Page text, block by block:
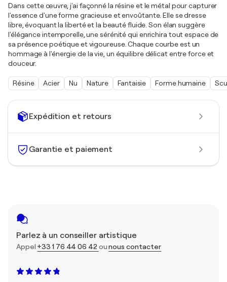
Expédition et retours
Garantie et paiement
Parlez à un conseiller artistique
Appel +33 1 76 44 06 42 ounous contacter
Dans cette œuvre, j'ai façonné la résine et le métal pour capturer
l'essence d'une forme gracieuse et envoûtante. Elle se dresse
libre, évoquant la liberté et la beauté fluide. Son élan suggère
l'élégance intemporelle, une sérénité qui enrichira tout espace de
sa présence poétique et vigoureuse. Chaque courbe est un
hommage à l'énergie de la vie, un équilibre délicat entre force et
douceur.
Résine Acier Nu Nature Fantaisie Forme humaine